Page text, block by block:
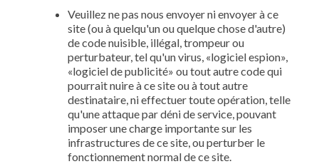
Veuillez ne pas nous envoyer ni envoyer à ce
site (ou à quelqu'un ou quelque chose d'autre)
de code nuisible, illégal, trompeur ou
perturbateur, tel qu'un virus, «logiciel espion»,
«logiciel de publicité» ou tout autre code qui
pourrait nuire à ce site ou à tout autre
destinataire, ni effectuer toute opération, telle
qu'une attaque par déni de service, pouvant
imposer une charge importante sur les
infrastructures de ce site, ou perturber le
fonctionnement normal de ce site.